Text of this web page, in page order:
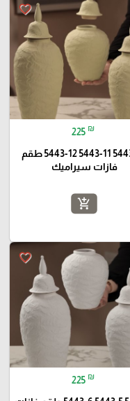
favorite_border
225 ₪
5443-10 5443-11 5443-12 طقم
فازات سيراميك
add_shopping_cart
favorite_border
225 ₪